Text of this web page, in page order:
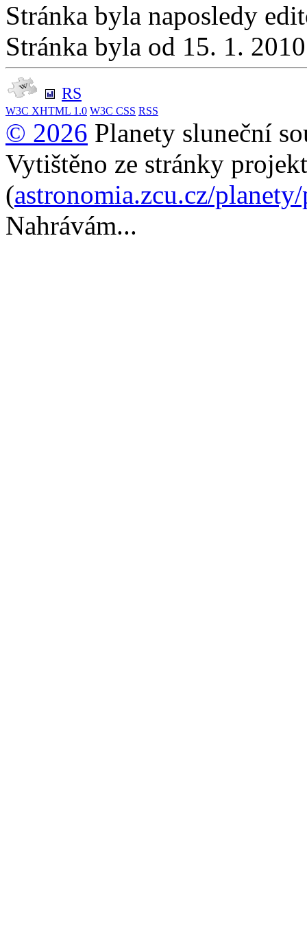
Stránka byla naposledy
Stránka byla od 15. 1.
RS
W3C XHTML 1.0 W3C CSS RSS
© 2026 Planety sluneční
Vytištěno ze stránky
(astronomia.zcu.cz/
Nahrávám...